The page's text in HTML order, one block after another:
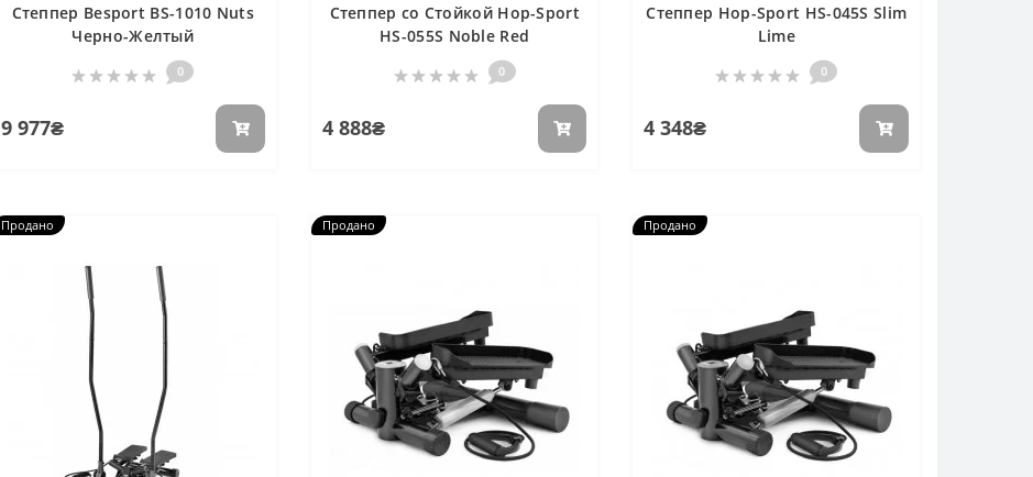
Степпер Besport BS-1010 Nuts
Черно-Желтый
0
9 977₴
Степпер со Стойкой Hop-Sport
HS-055S Noble Red
0
4 888₴
Степпер Hop-Sport HS-045S Slim
Lime
0
4 348₴
Продано Продано Продано